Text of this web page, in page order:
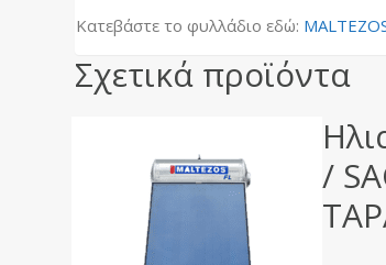
Κατεβάστε το φυλλάδιο εδώ:
Σχετικά προϊόντα
/